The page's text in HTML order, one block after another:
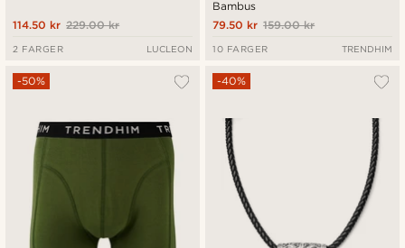
229.00 kr
114.50 kr
2 FARGER LUCLEON
Bambus
159.00 kr
79.50 kr
10 FARGER TRENDHIM
-50% -40%